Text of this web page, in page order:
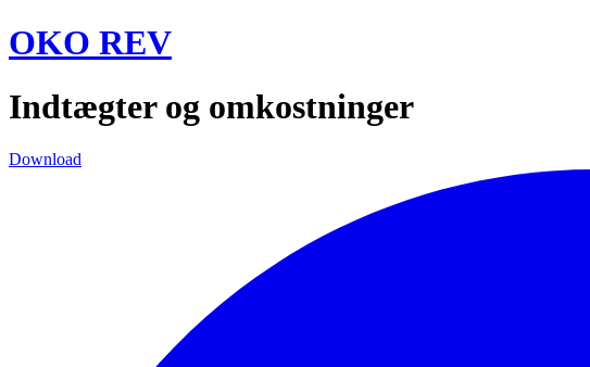
Videre
til
OKO REV
Indtægter og omkostninger
Download